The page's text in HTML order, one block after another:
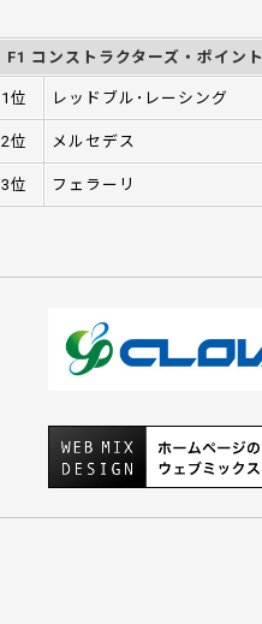
F1 コンストラクターズ・ポイント
1位 レッドブル･レーシング
2位 メルセデス
3位 フェラーリ